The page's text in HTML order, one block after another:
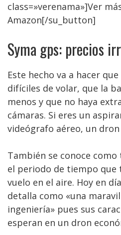
class=»verenama»]Ver
Amazon[/su_button]
Syma gps: precios
Este hecho va a hacer
difíciles de volar, que la
menos y que no haya
cámaras. Si eres un
videógrafo aéreo, un
También se conoce
el periodo de tiempo
vuelo en el aire. Hoy en
detalla como «una
ingeniería» pues sus
esperan en un dron